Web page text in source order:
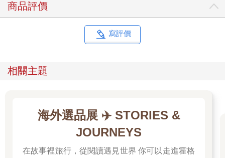
商品評價
寫評價
相關主題
海外選品展 ✈️ STORIES &
JOURNEYS
在故事裡旅行，從閱讀遇見世界 你可以走進霍格